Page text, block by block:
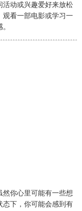
活动或兴趣爱好来放松
观看一部电影或学习一
你心里可能有一些想
态下，你可能会感到有